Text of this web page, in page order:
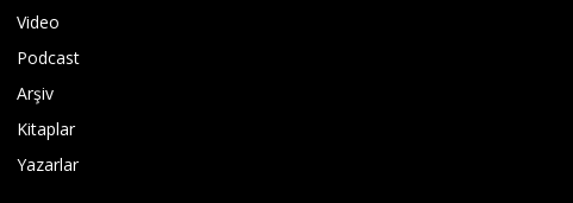
Video
Podcast
Arşiv
Kitaplar
Yazarlar